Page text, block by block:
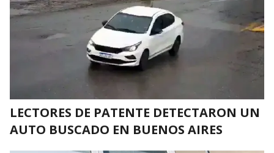
LECTORES DE PATENTE DETECTARON UN
AUTO BUSCADO EN BUENOS AIRES